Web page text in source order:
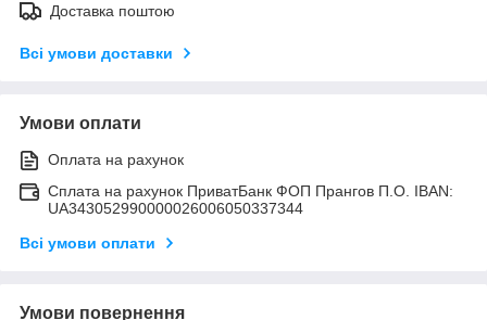
Доставка поштою
Всі умови доставки
Умови оплати
Оплата на рахунок
Сплата на рахунок ПриватБанк ФОП Прангов П.О. IBAN:
UA343052990000026006050337344
Всі умови оплати
Умови повернення